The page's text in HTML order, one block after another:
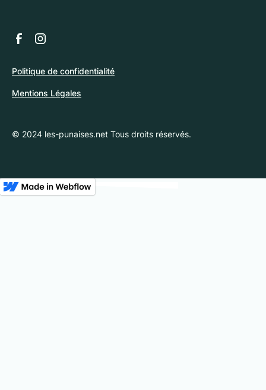
© 2024 les-punaises.net Tous droits réservés.
Politique de confidentialité
Mentions Légales